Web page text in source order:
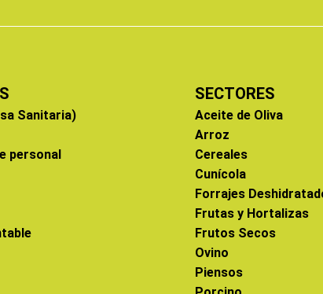
Sanitaria)
personal
SECTORES
Aceite de Oliva
Arroz
Cereales
Cunícola
Forrajes
Frutas y Hortalizas
Frutos Secos
Ovino
Piensos